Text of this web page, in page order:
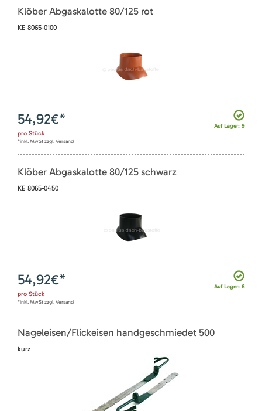
Klöber Abgaskalotte 80/125 rot
KE 8065-0100
Auf Lager: 9
54,92€*
pro Stück
*inkl. MwSt zzgl. Versand
Klöber Abgaskalotte 80/125 schwarz
KE 8065-0450
Auf Lager: 6
54,92€*
pro Stück
*inkl. MwSt zzgl. Versand
Nageleisen/Flickeisen handgeschmiedet 500
kurz